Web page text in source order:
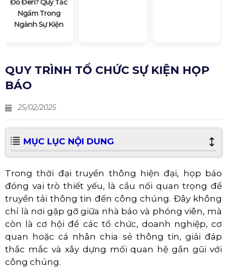
Đồ Đen? Quy Tắc
Ngầm Trong
Ngành Sự Kiện
QUY TRÌNH TỔ CHỨC SỰ KIỆN HỌP
BÁO
25/02/2025
MỤC LỤC NỘI DUNG
Trong thời đại truyền thông hiện đại, họp báo
đóng vai trò thiết yếu, là cầu nối quan trọng để
truyền tải thông tin đến công chúng. Đây không
chỉ là nơi gặp gỡ giữa nhà báo và phóng viên, mà
còn là cơ hội để các tổ chức, doanh nghiệp, cơ
quan hoặc cá nhân chia sẻ thông tin, giải đáp
thắc mắc và xây dựng mối quan hệ gần gũi với
công chúng.